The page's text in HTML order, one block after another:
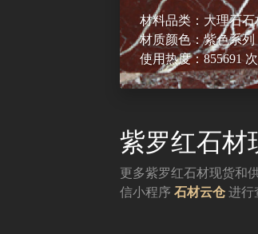
材料品类：大理石石
材质颜色：紫色系列
使用热度：855691 次
紫罗红石材
更多紫罗红石材现货和
信小程序 石材云仓 进行